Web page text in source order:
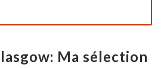
Ma sélection